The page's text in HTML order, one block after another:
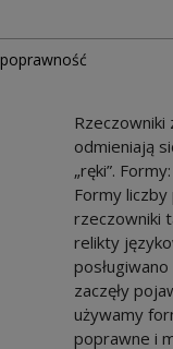
poprawność
Rzeczowniki
odmieniają
„ręki”.
Formy
rzeczowniki
relikty
zaczęły
używamy
poprawne i